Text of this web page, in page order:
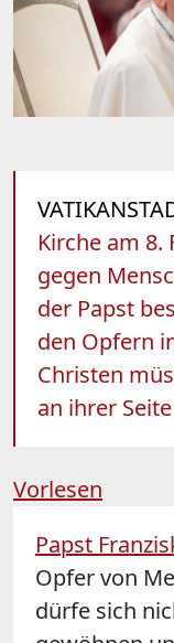
Kirche am 8.
gegen
der Papst
den Opfern
Christen
an ihrer
Vorlesen
Papst
Opfer von
dürfe sich